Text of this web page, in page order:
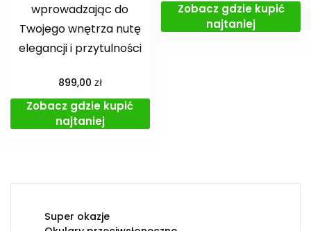
wprowadzając do
Twojego wnętrza nutę
elegancji i przytulności
899,00 zł
Zobacz gdzie kupić
najtaniej
Zobacz gdzie kupić
najtaniej
Super okazje